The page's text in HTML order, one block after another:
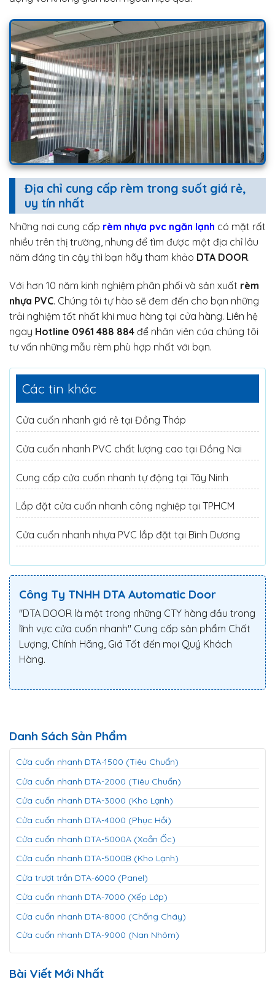
Địa chỉ cung cấp rèm trong suốt giá rẻ,
uy tín nhất
Những nơi cung cấp rèm nhựa pvc ngăn lạnh có mặt rất
nhiều trên thị trường, nhưng để tìm được một địa chỉ lâu
năm đáng tin cậy thì bạn hãy tham khảo DTA DOOR.
Với hơn 10 năm kinh nghiệm phân phối và sản xuất rèm
nhựa PVC. Chúng tôi tự hào sẽ đem đến cho bạn những
trải nghiệm tốt nhất khi mua hàng tại cửa hàng. Liên hệ
ngay Hotline 0961 488 884 để nhân viên của chúng tôi
tư vấn những mẫu rèm phù hợp nhất với bạn.
Các tin khác
Cửa cuốn nhanh giá rẻ tại Đồng Tháp
Cửa cuốn nhanh PVC chất lượng cao tại Đồng Nai
Cung cấp cửa cuốn nhanh tự động tại Tây Ninh
Lắp đặt cửa cuốn nhanh công nghiệp tại TPHCM
Cửa cuốn nhanh nhựa PVC lắp đặt tại Bình Dương
Công Ty TNHH DTA Automatic Door
"DTA DOOR là một trong những CTY hàng đầu trong
lĩnh vực cửa cuốn nhanh" Cung cấp sản phẩm Chất
Lượng, Chính Hãng, Giá Tốt đến mọi Quý Khách
Hàng.
Danh Sách Sản Phẩm
Cửa cuốn nhanh DTA-1500 (Tiêu Chuẩn)
Cửa cuốn nhanh DTA-2000 (Tiêu Chuẩn)
Cửa cuốn nhanh DTA-3000 (Kho Lạnh)
Cửa cuốn nhanh DTA-4000 (Phục Hồi)
Cửa cuốn nhanh DTA-5000A (Xoắn Ốc)
Cửa cuốn nhanh DTA-5000B (Kho Lạnh)
Cửa trượt trần DTA-6000 (Panel)
Cửa cuốn nhanh DTA-7000 (Xếp Lớp)
Cửa cuốn nhanh DTA-8000 (Chống Cháy)
Cửa cuốn nhanh DTA-9000 (Nan Nhôm)
Bài Viết Mới Nhất